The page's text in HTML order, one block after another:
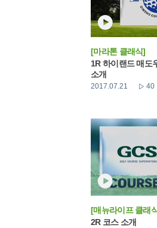
[마라톤 클래식]
1R 하이랜드 매도
소개
2017.07.21 40
[매뉴라이프 클래
2R 코스 소개